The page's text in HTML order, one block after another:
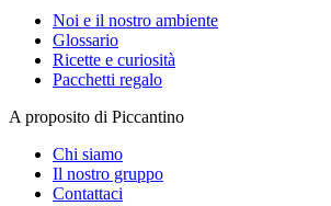
Noi e il nostro ambiente
Glossario
Ricette e curiosità
Pacchetti regalo
A proposito di Piccantino
Chi siamo
Il nostro gruppo
Contattaci